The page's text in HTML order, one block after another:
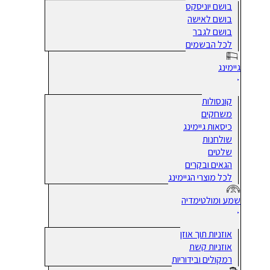
בושם יוניסקס
בושם לאישה
בושם לגבר
לכל הבשמים
גיימינג
קונסולות
משחקים
כיסאות גיימינג
שולחנות
שלטים
הגאים ובקרים
לכל מוצרי הגיימינג
שמע ומולטימדיה
אוזניות תוך אוזן
אוזניות קשת
רמקולים ובידוריות